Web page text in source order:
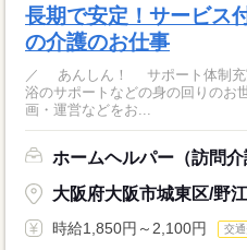
長期で安定！サービス
の介護のお仕事
／ あんしん！ サポート体制充実！ ＼ 介護施設にて
浴のサポートなどの身の回りのお
画・運営などをお...
ホームヘルパー（訪問介
大阪府大阪市城東区/野
時給1,850円～2,100円 交